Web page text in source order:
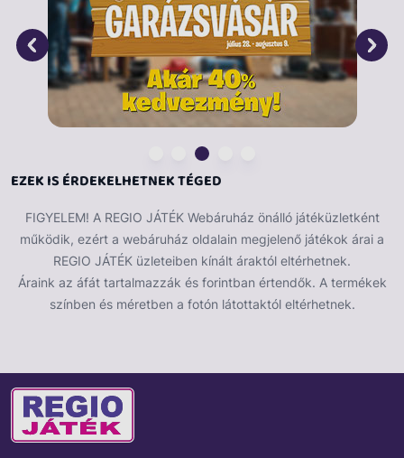
EZEK IS ÉRDEKELHETNEK TÉGED
FIGYELEM! A REGIO JÁTÉK Webáruház önálló játéküzletként
működik, ezért a webáruház oldalain megjelenő játékok árai a
REGIO JÁTÉK üzleteiben kínált áraktól eltérhetnek.
Áraink az áfát tartalmazzák és forintban értendők. A termékek
színben és méretben a fotón látottaktól eltérhetnek.